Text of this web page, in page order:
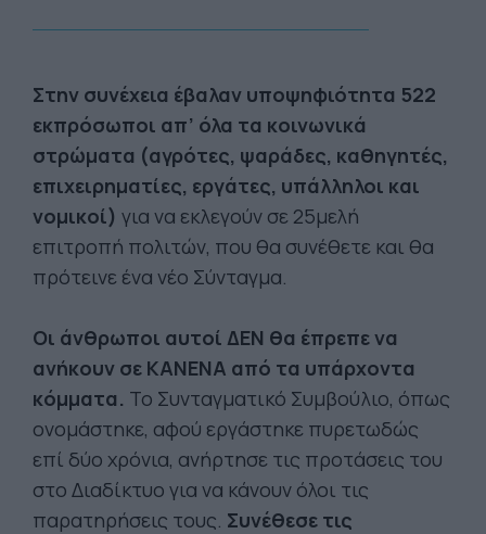
Στην συνέχεια έβαλαν υποψηφιότητα 522
εκπρόσωποι απ’ όλα τα κοινωνικά
στρώματα (αγρότες, ψαράδες, καθηγητές,
επιχειρηματίες, εργάτες, υπάλληλοι και
νομικοί) για να εκλεγούν σε 25μελή
επιτροπή πολιτών, που θα συνέθετε και θα
πρότεινε ένα νέο Σύνταγμα.
Οι άνθρωποι αυτοί ΔΕΝ θα έπρεπε να
ανήκουν σε ΚΑΝΕΝΑ από τα υπάρχοντα
κόμματα. Το Συνταγματικό Συμβούλιο, όπως
ονομάστηκε, αφού εργάστηκε πυρετωδώς
επί δύο χρόνια, ανήρτησε τις προτάσεις του
στο Διαδίκτυο για να κάνουν όλοι τις
παρατηρήσεις τους. Συνέθεσε τις